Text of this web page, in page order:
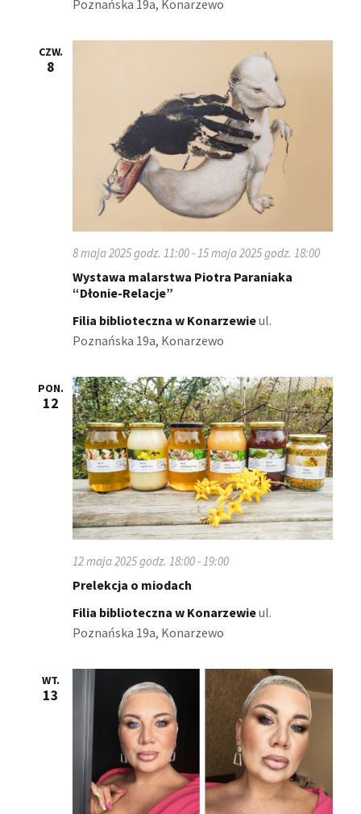
Poznańska 19a, Konarzewo
CZW.
8
Wystawa malarstwa Piotra Paraniaka
“Dłonie-Relacje”
8 maja 2025 godz. 11:00- 15 maja 2025 godz. 18:00
Filia biblioteczna w Konarzewieul.
Poznańska 19a, Konarzewo
PON.
12
Prelekcja o miodach
12 maja 2025 godz. 18:00- 19:00
Filia biblioteczna w Konarzewieul.
Poznańska 19a, Konarzewo
WT.
13